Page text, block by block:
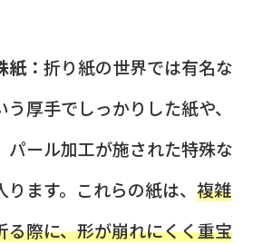
： 折り紙の世界では有名な
う厚手でしっかりした紙や、
パール加工が施された特殊な
ます。これらの紙は、 複雑
る際に、形が崩れにくく重宝